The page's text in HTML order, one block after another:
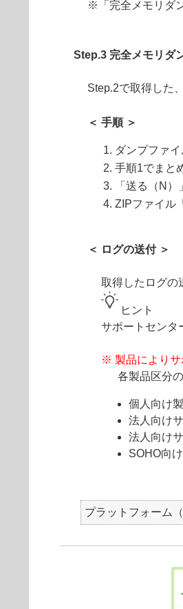
※「完全メモリダ
Step.3 完全メモリダ
Step.2で取得した
＜ 手順 ＞
ダンプファ
手順1でまと
「送る（N
ZIPファイル
＜ ログの送付 ＞
取得したログの
ヒント
サポートセンタ
※ 製品によりサ
各製品区分
個人向け
法人向け
法人向け
SOHO向
プラットフォーム（